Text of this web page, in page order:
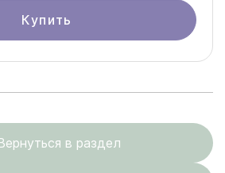
Купить
в раздел